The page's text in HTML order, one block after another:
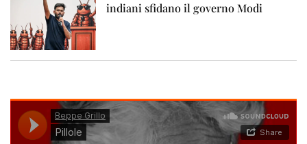
indiani sfidano il governo Modi